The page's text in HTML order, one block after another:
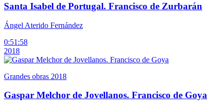
Santa Isabel de Portugal. Francisco de Zurbarán
Ángel Aterido Fernández
0:51:58
2018
Grandes obras 2018
Gaspar Melchor de Jovellanos. Francisco de Goya